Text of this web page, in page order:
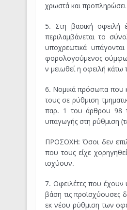
χρωστά και
5. Στη βασική οφειλή
περιλαμβάνεται το
υποχρεωτικά
φορολογούμενος
ν μειωθεί η οφειλή κάτω
6. Νομικά πρόσωπα που
τους σε ρύθμιση
παρ. 1 του άρθρου 98
υπαγωγής στη ρύθμιση
ΠΡΟΣΟΧΗ: Όσοι δεν
που τους είχε
ισχύουν.
7. Οφειλέτες που έχουν
βάση τις προϊσχύουσες
εκ νέου ρύθμιση των